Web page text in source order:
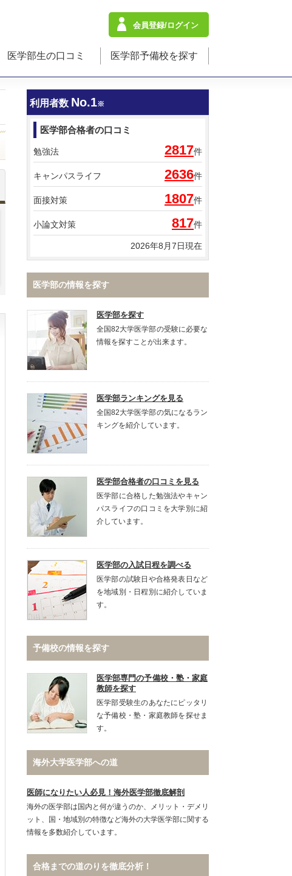
会員登録/ログイン
医学部生の口コミ 医学部予備校を探す
利用者数 No.1※
医学部合格者の口コミ
勉強法 2817件
キャンパスライフ 2636件
面接対策 1807件
小論文対策 817件
2026年8月7日現在
医学部の情報を探す
医学部を探す
全国82大学医学部の受験に必要な
情報を探すことが出来ます。
医学部ランキングを見る
全国82大学医学部の気になるラン
キングを紹介しています。
医学部合格者の口コミを見る
医学部に合格した勉強法やキャン
パスライフの口コミを大学別に紹
介しています。
医学部の入試日程を調べる
医学部の試験日や合格発表日など
を地域別・日程別に紹介していま
す。
予備校の情報を探す
医学部専門の予備校・塾・家庭
教師を探す
医学部受験生のあなたにピッタリ
な予備校・塾・家庭教師を探せま
す。
海外大学医学部への道
医師になりたい人必見！海外医学部徹底解剖
海外の医学部は国内と何が違うのか、メリット・デメリ
ット、国・地域別の特徴など海外の大学医学部に関する
情報を多数紹介しています。
合格までの道のりを徹底分析！